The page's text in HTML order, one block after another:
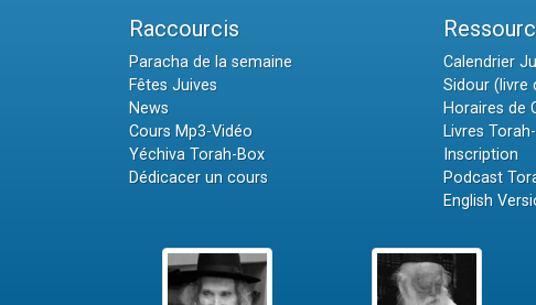
Raccourcis
Paracha de la semaine
Fêtes Juives
News
Cours Mp3-Vidéo
Yéchiva Torah-Box
Dédicacer un cours
Calendrier
Sidour (livre
Horaires de
Livres
Inscription
Podcast
English